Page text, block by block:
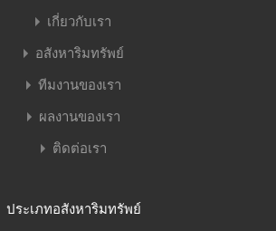
เกี่ยวกับเรา
อสังหาริมทรัพย์
ทีมงานของเรา
ผลงานของเรา
ติดต่อเรา
ประเภทอสังหาริมทรัพย์